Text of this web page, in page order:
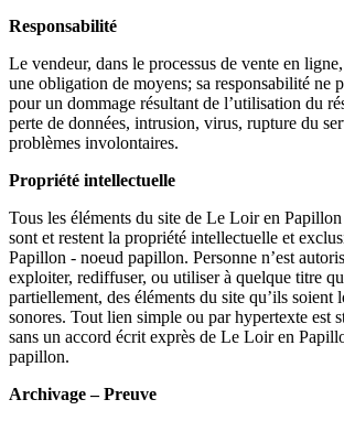
Responsabilité
Le vendeur, dans le processus de vente en
une obligation de moyens; sa responsabilité ne
pour un dommage résultant de l’utilisation du
perte de données, intrusion, virus, rupture du
problèmes involontaires.
Propriété intellectuelle
Tous les éléments du site de Le Loir en
sont et restent la propriété intellectuelle et
Papillon - noeud papillon. Personne n’est
exploiter, rediffuser, ou utiliser à quelque titre
partiellement, des éléments du site qu’ils soient
sonores. Tout lien simple ou par hypertexte est
sans un accord écrit exprès de Le Loir en
papillon.
Archivage – Preuve